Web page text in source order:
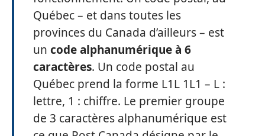
Québec – et dans toutes les
provinces du Canada d’ailleurs – est
un code alphanumérique à 6
caractères. Un code postal au
Québec prend la forme L1L 1L1 – L :
lettre, 1 : chiffre. Le premier groupe
de 3 caractères alphanumérique est